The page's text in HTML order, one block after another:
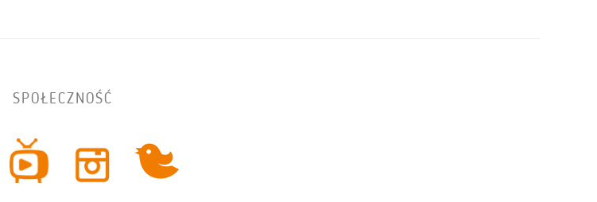
SPOŁECZNOŚĆ